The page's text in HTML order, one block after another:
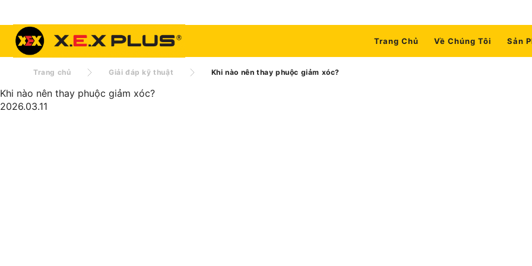
Trang Chủ Về Chúng Tôi Sản
Trang chủ Giải đáp kỹ thuật Khi nào nên thay phuộc giảm xóc?
Khi nào nên thay phuộc giảm xóc?
2026.03.11